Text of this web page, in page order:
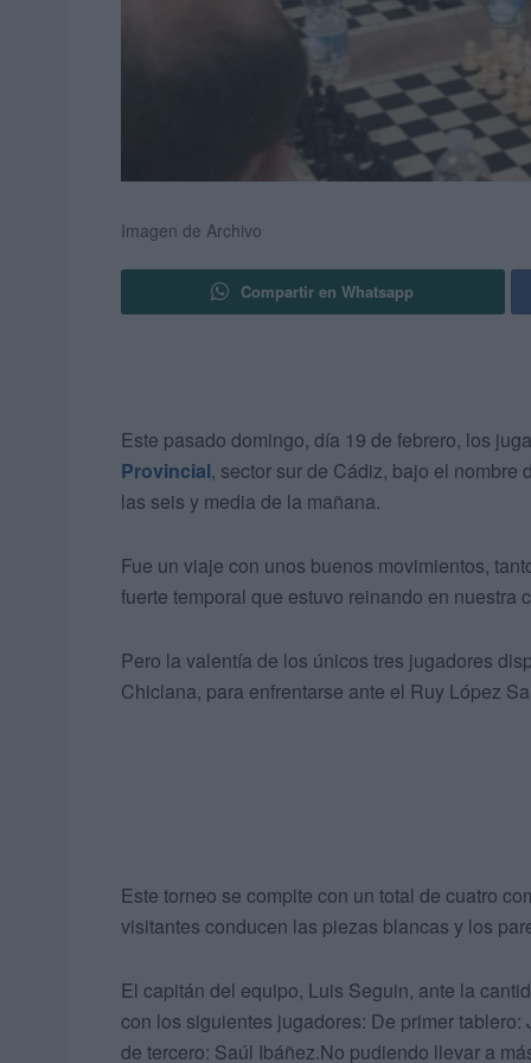
Imagen de Archivo
Compartir en Whatsapp
Este pasado domingo, día 19 de febrero, los
Provincial, sector sur de Cádiz, bajo el nombre
las seis y media de la mañana.
Fue un viaje con unos buenos movimientos,
fuerte temporal que estuvo reinando en nuestra
Pero la valentía de los únicos tres jugadores
Chiclana, para enfrentarse ante el Ruy López
Este torneo se compite con un total de cuatro
visitantes conducen las piezas blancas y los
El capitán del equipo, Luis Seguin, ante la
con los siguientes jugadores: De primer
de tercero: Saúl Ibáñez.No pudiendo llevar a